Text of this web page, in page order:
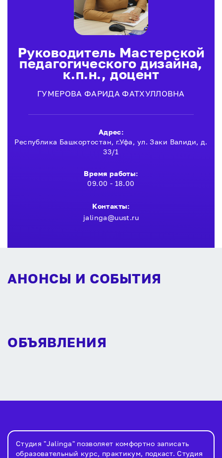
Руководитель Мастерской
педагогического дизайна,
к.п.н., доцент
ГУМЕРОВА ФАРИДА ФАТХУЛЛОВНА
Адрес:
Республика Башкортостан, г.Уфа, ул. Заки Валиди, д.
33/1
Время работы:
09.00 - 18.00
Контакты:
jalinga@uust.ru
АНОНСЫ И СОБЫТИЯ
ОБЪЯВЛЕНИЯ
Студия "Jalinga" позволяет комфортно записать
образовательный курс, практикум, подкаст. Студия